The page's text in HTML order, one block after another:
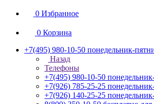
0 Избранное
0 Корзина
+7(495) 980-10-50 понедельник-
Назад
Телефоны
+7(495) 980-10-50
+7(926) 785-25-25
+7(926) 140-25-25